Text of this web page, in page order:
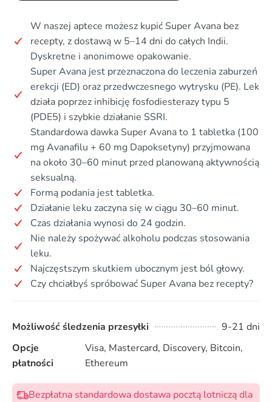
W naszej aptece możesz kupić Super Avana bez
recepty, z dostawą w 5–14 dni do całych Indii.
Dyskretne i anonimowe opakowanie.
Super Avana jest przeznaczona do leczenia zaburzeń
erekcji (ED) oraz przedwczesnego wytrysku (PE). Lek
działa poprzez inhibicję fosfodiesterazy typu 5
(PDE5) i szybkie działanie SSRI.
Standardowa dawka Super Avana to 1 tabletka (100
mg Avanafilu + 60 mg Dapoksetyny) przyjmowana
na około 30–60 minut przed planowaną aktywnością
seksualną.
Formą podania jest tabletka.
Działanie leku zaczyna się w ciągu 30–60 minut.
Czas działania wynosi do 24 godzin.
Nie należy spożywać alkoholu podczas stosowania
leku.
Najczęstszym skutkiem ubocznym jest ból głowy.
Czy chciałbyś spróbować Super Avana bez recepty?
Możliwość śledzenia przesyłki
9-21 dni
Opcje
płatności
Visa, Mastercard, Discovery, Bitcoin,
Ethereum
Bezpłatna standardowa dostawa pocztą lotniczą dla